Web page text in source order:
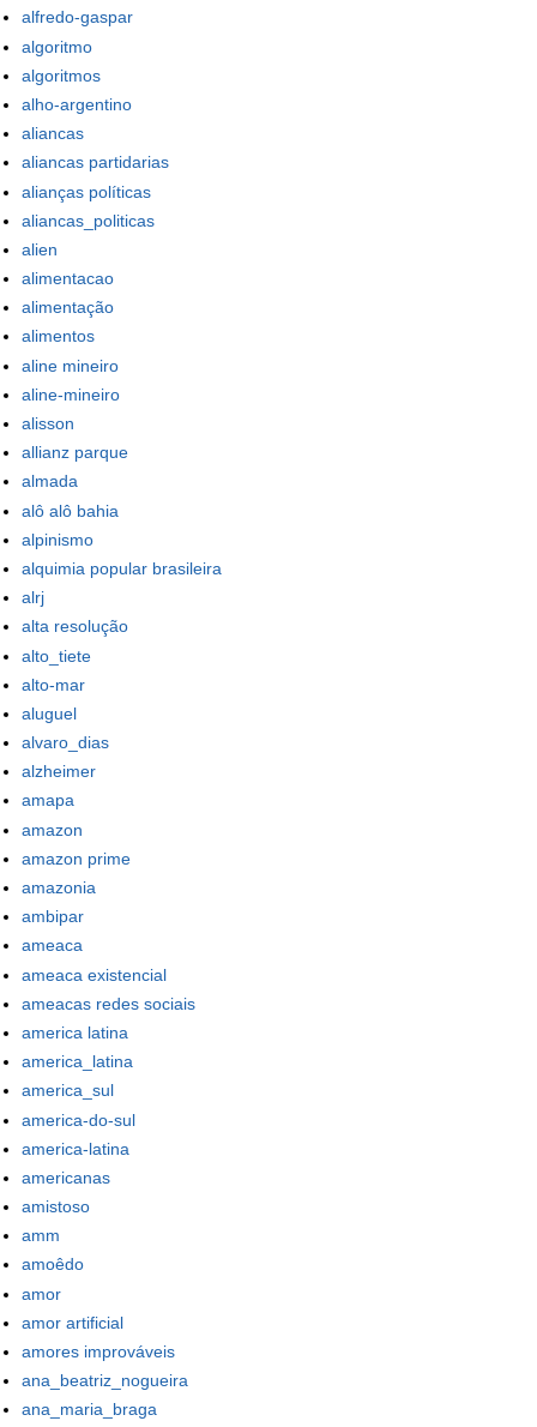
alfredo-gaspar
algoritmo
algoritmos
alho-argentino
aliancas
aliancas partidarias
alianças políticas
aliancas_politicas
alien
alimentacao
alimentação
alimentos
aline mineiro
aline-mineiro
alisson
allianz parque
almada
alô alô bahia
alpinismo
alquimia popular brasileira
alrj
alta resolução
alto_tiete
alto-mar
aluguel
alvaro_dias
alzheimer
amapa
amazon
amazon prime
amazonia
ambipar
ameaca
ameaca existencial
ameacas redes sociais
america latina
america_latina
america_sul
america-do-sul
america-latina
americanas
amistoso
amm
amoêdo
amor
amor artificial
amores improváveis
ana_beatriz_nogueira
ana_maria_braga